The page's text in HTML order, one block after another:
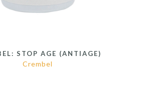
STOP AGE (ANTIAGE)
Crembel